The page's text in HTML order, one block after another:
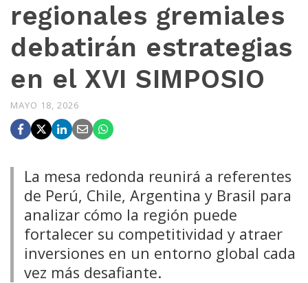
regionales gremiales
debatirán estrategias
en el XVI SIMPOSIO
MAYO 18, 2026
La mesa redonda reunirá a referentes
de Perú, Chile, Argentina y Brasil para
analizar cómo la región puede
fortalecer su competitividad y atraer
inversiones en un entorno global cada
vez más desafiante.